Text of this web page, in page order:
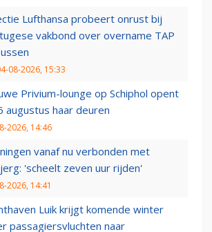
Lufthansa probeert onrust bij
vakbond over overname TAP
08-2026, 15:33
Privium-lounge op Schiphol opent
augustus haar deuren
2026, 14:46
vanaf nu verbonden met
'scheelt zeven uur rijden'
2026, 14:41
Luik krijgt komende winter
passagiersvluchten naar